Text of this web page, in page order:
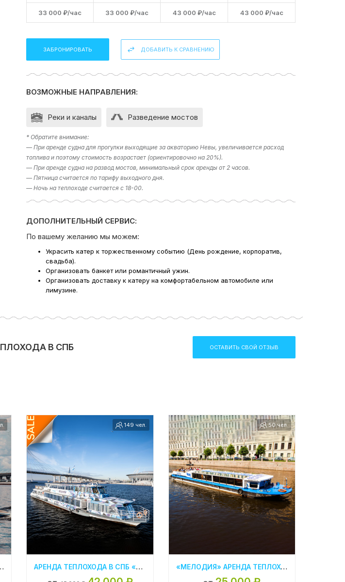
33 000 ₽/час 33 000 ₽/час 43 000 ₽/час 43 000 ₽/час
ЗАБРОНИРОВАТЬ ДОБАВИТЬ К СРАВНЕНИЮ
ВОЗМОЖНЫЕ НАПРАВЛЕНИЯ:
Реки и каналы Разведение мостов
* Обратите внимание:
— При аренде судна для прогулки выходящие за акваторию Невы, увеличивается расход
топлива и поэтому стоимость возрастает (ориентировочно на 20%).
— При аренде судна на развод мостов, минимальный срок аренды от 2 часов.
— Пятница считается по тарифу выходного дня.
— Ночь на теплоходе считается с 18-00.
ДОПОЛНИТЕЛЬНЫЙ СЕРВИС:
По вашему желанию мы можем:
Украсить катер к торжественному событию (День рождение, корпоратив,
свадьба).
Организовать банкет или романтичный ужин.
Организовать доставку к катеру на комфортабельном автомобиле или
лимузине.
В СПБ ОСТАВИТЬ СВОЙ ОТЗЫВ
H240 SMART»
149 чел.
АРЕНДА ТЕПЛОХОДА В СПБ «ЗВЕЗДА НЕВЫ»
50 чел.
«МЕЛОДИЯ» АРЕНДА ТЕПЛОХОДА В СПБ